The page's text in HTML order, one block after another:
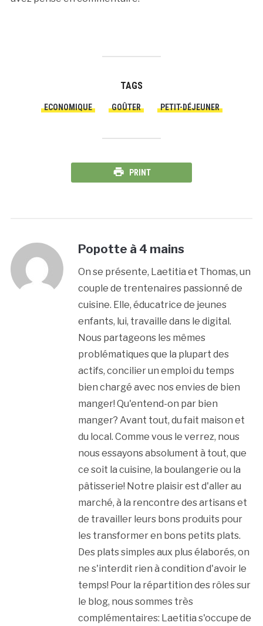
TAGS
ECONOMIQUE GOÛTER PETIT-DÉJEUNER
PRINT
Popotte à 4 mains
On se présente, Laetitia et Thomas, un
couple de trentenaires passionné de
cuisine. Elle, éducatrice de jeunes
enfants, lui, travaille dans le digital.
Nous partageons les mêmes
problématiques que la plupart des
actifs, concilier un emploi du temps
bien chargé avec nos envies de bien
manger! Qu'entend-on par bien
manger? Avant tout, du fait maison et
du local. Comme vous le verrez, nous
nous essayons absolument à tout, que
ce soit la cuisine, la boulangerie ou la
pâtisserie! Notre plaisir est d'aller au
marché, à la rencontre des artisans et
de travailler leurs bons produits pour
les transformer en bons petits plats.
Des plats simples aux plus élaborés, on
ne s'interdit rien à condition d'avoir le
temps! Pour la répartition des rôles sur
le blog, nous sommes très
complémentaires: Laetitia s'occupe de